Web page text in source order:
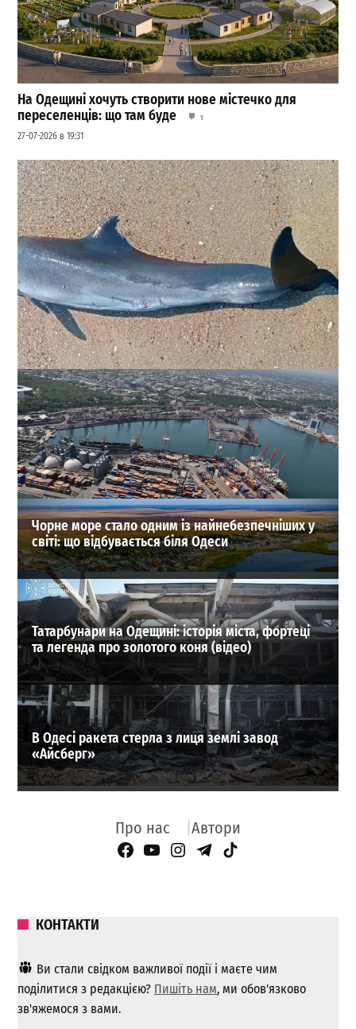
На Одещині хочуть створити нове містечко для
переселенців: що там буде
1
27-07-2026 в 19:31
Рекордна загибель дельфінів біля Одеси: як
допомогти контуженій тварині
0
03-08-2026 в 07:46
ВИБІР РЕДАКЦІЇ
Чорне море стало одним із найнебезпечніших у
світі: що відбувається біля Одеси
Татарбунари на Одещині: історія міста, фортеці
та легенда про золотого коня (відео)
В Одесі ракета стерла з лиця землі завод
«Айсберг»
Про нас Автори
Facebook Page
YouTube
Instagram
Telegram
TikTok
КОНТАКТИ
Ви стали свідком важливої ​​події і маєте чим
поділитися з редакцією? Пишіть нам, ми обов'язково
зв'яжемося з вами.